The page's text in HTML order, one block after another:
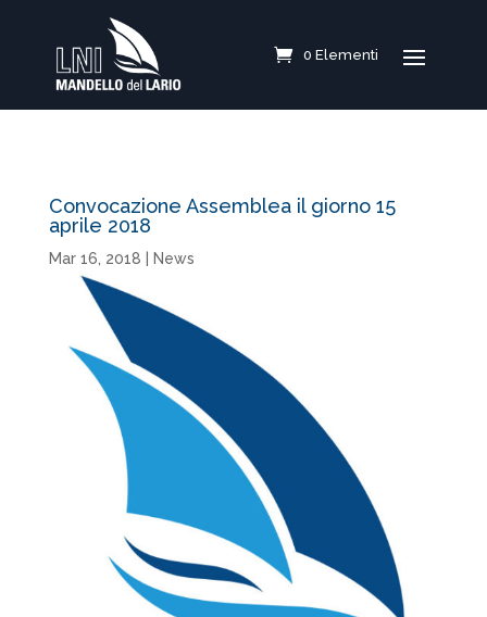
0 Elementi
Convocazione Assemblea il giorno 15
aprile 2018
Mar 16, 2018 News